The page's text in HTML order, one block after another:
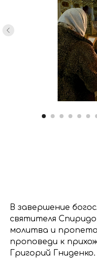
В завершение
святителя
молитва и пропето
проповеди к
Григорий Гниденко.